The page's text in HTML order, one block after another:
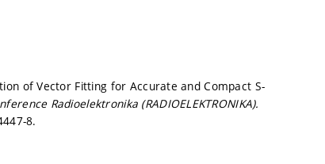
of Vector Fitting for Accurate and Compact S-
Radioelektronika (RADIOELEKTRONIKA).
8.